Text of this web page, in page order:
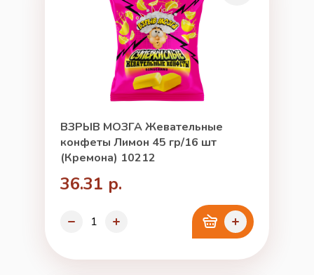
ВЗРЫВ МОЗГА Жевательные
конфеты Лимон 45 гр/16 шт
(Кремона) 10212
36.31 р.